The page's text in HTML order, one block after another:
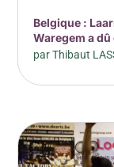
Belgique :
Waregem a
parThibaut